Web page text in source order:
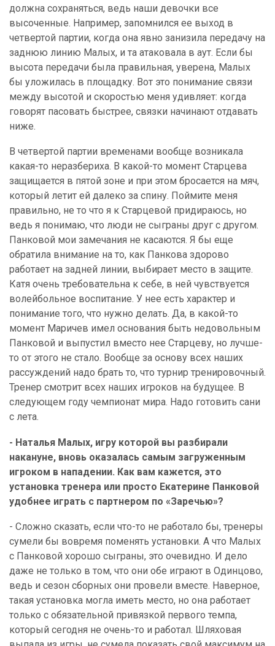
должна сохраняться, ведь наши девочки все
высоченные. Например, запомнился ее выход в
четвертой партии, когда она явно занизила передачу на
заднюю линию Малых, и та атаковала в аут. Если бы
высота передачи была правильная, уверена, Малых
бы уложилась в площадку. Вот это понимание связи
между высотой и скоростью меня удивляет: когда
говорят пасовать быстрее, связки начинают отдавать
ниже.
В четвертой партии временами вообще возникала
какая-то неразбериха. В какой-то момент Старцева
защищается в пятой зоне и при этом бросается на мяч,
который летит ей далеко за спину. Поймите меня
правильно, не то что я к Старцевой придираюсь, но
ведь я понимаю, что люди не сыграны друг с другом.
Панковой мои замечания не касаются. Я бы еще
обратила внимание на то, как Панкова здорово
работает на задней линии, выбирает место в защите.
Катя очень требовательна к себе, в ней чувствуется
волейбольное воспитание. У нее есть характер и
понимание того, что нужно делать. Да, в какой-то
момент Маричев имел основания быть недовольным
Панковой и выпустил вместо нее Старцеву, но лучше-
то от этого не стало. Вообще за основу всех наших
рассуждений надо брать то, что турнир тренировочный.
Тренер смотрит всех наших игроков на будущее. В
следующем году чемпионат мира. Надо готовить сани
с лета.
- Наталья Малых, игру которой вы разбирали
накануне, вновь оказалась самым загруженным
игроком в нападении. Как вам кажется, это
установка тренера или просто Екатерине Панковой
удобнее играть с партнером по «Заречью»?
- Сложно сказать, если что-то не работало бы, тренеры
сумели бы вовремя поменять установки. А что Малых
с Панковой хорошо сыграны, это очевидно. И дело
даже не только в том, что они обе играют в Одинцово,
ведь и сезон сборных они провели вместе. Наверное,
такая установка могла иметь место, но она работает
только с обязательной привязкой первого темпа,
который сегодня не очень-то и работал. Шляховая